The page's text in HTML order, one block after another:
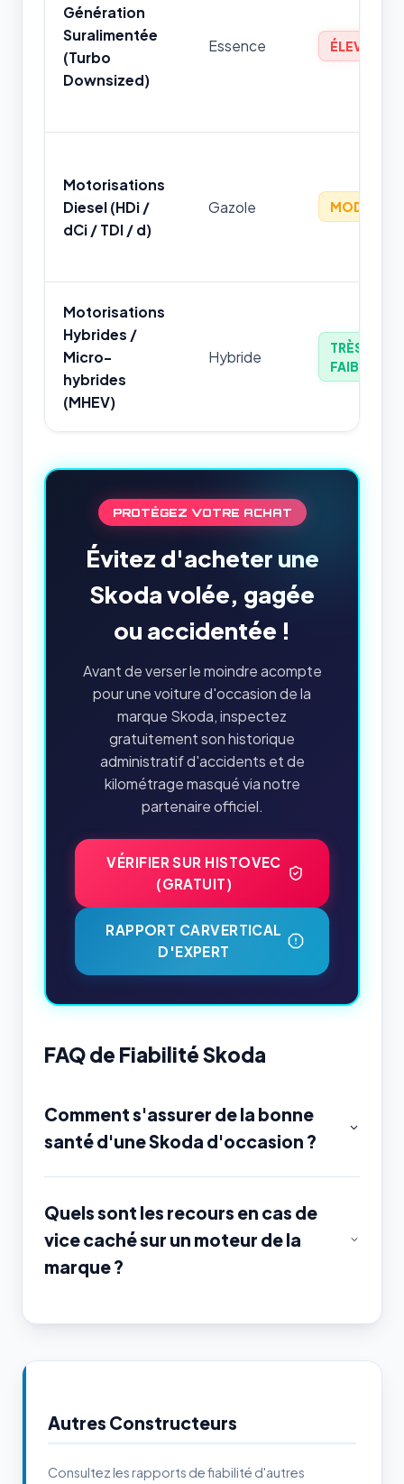
Génération
Suralimentée
(Turbo
Downsized)
Essence ÉLEVÉ
Motorisations
Diesel (HDi /
dCi / TDI / d)
Gazole MODÉRÉ
Motorisations
Hybrides /
Micro-
hybrides
(MHEV)
Hybride
TRÈS
FAIBLE
PROTÉGEZ VOTRE ACHAT
Évitez d'acheter une
Skoda volée, gagée
ou accidentée !
Avant de verser le moindre acompte
pour une voiture d'occasion de la
marque Skoda, inspectez
gratuitement son historique
administratif d'accidents et de
kilométrage masqué via notre
partenaire officiel.
VÉRIFIER SUR HISTOVEC
(GRATUIT)
RAPPORT CARVERTICAL
D'EXPERT
FAQ de Fiabilité Skoda
Comment s'assurer de la bonne
santé d'une Skoda d'occasion ?
Quels sont les recours en cas de
vice caché sur un moteur de la
marque ?
Autres Constructeurs
Consultez les rapports de fiabilité d'autres